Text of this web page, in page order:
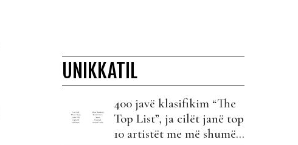
UNIKKATIL
400 javë klasifikim “The
Top List”, ja cilët janë top
10 artistët me më shumë